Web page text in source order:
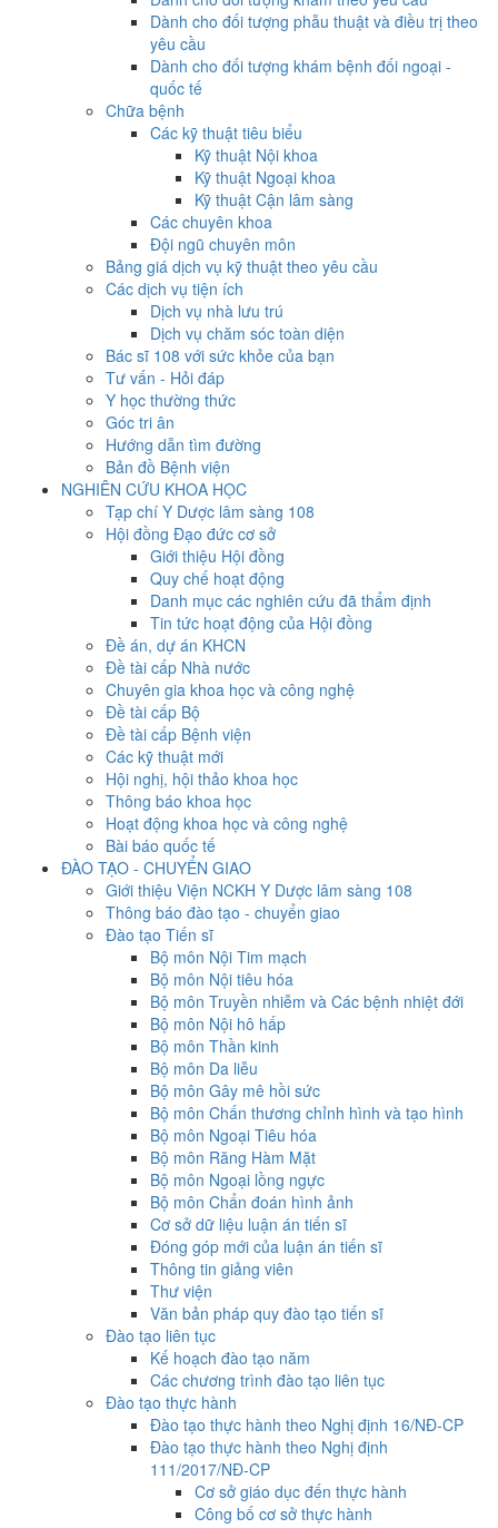
Dành cho đối tượng phẫu thuật và điều trị theo
yêu cầu
Dành cho đối tượng khám bệnh đối ngoại -
quốc tế
Chữa bệnh
Các kỹ thuật tiêu biểu
Kỹ thuật Nội khoa
Kỹ thuật Ngoại khoa
Kỹ thuật Cận lâm sàng
Các chuyên khoa
Đội ngũ chuyên môn
Bảng giá dịch vụ kỹ thuật theo yêu cầu
Các dịch vụ tiện ích
Dịch vụ nhà lưu trú
Dịch vụ chăm sóc toàn diện
Bác sĩ 108 với sức khỏe của bạn
Tư vấn - Hỏi đáp
Y học thường thức
Góc tri ân
Hướng dẫn tìm đường
Bản đồ Bệnh viện
NGHIÊN CỨU KHOA HỌC
Tạp chí Y Dược lâm sàng 108
Hội đồng Đạo đức cơ sở
Giới thiệu Hội đồng
Quy chế hoạt động
Danh mục các nghiên cứu đã thẩm định
Tin tức hoạt động của Hội đồng
Đề án, dự án KHCN
Đề tài cấp Nhà nước
Chuyên gia khoa học và công nghệ
Đề tài cấp Bộ
Đề tài cấp Bệnh viện
Các kỹ thuật mới
Hội nghị, hội thảo khoa học
Thông báo khoa học
Hoạt động khoa học và công nghệ
Bài báo quốc tế
ĐÀO TẠO - CHUYỂN GIAO
Giới thiệu Viện NCKH Y Dược lâm sàng 108
Thông báo đào tạo - chuyển giao
Đào tạo Tiến sĩ
Bộ môn Nội Tim mạch
Bộ môn Nội tiêu hóa
Bộ môn Truyền nhiễm và Các bệnh nhiệt đới
Bộ môn Nội hô hấp
Bộ môn Thần kinh
Bộ môn Da liễu
Bộ môn Gây mê hồi sức
Bộ môn Chấn thương chỉnh hình và tạo hình
Bộ môn Ngoại Tiêu hóa
Bộ môn Răng Hàm Mặt
Bộ môn Ngoại lồng ngực
Bộ môn Chẩn đoán hình ảnh
Cơ sở dữ liệu luận án tiến sĩ
Đóng góp mới của luận án tiến sĩ
Thông tin giảng viên
Thư viện
Văn bản pháp quy đào tạo tiến sĩ
Đào tạo liên tục
Kế hoạch đào tạo năm
Các chương trình đào tạo liên tục
Đào tạo thực hành
Đào tạo thực hành theo Nghị định 16/NĐ-CP
Đào tạo thực hành theo Nghị định
111/2017/NĐ-CP
Cơ sở giáo dục đến thực hành
Công bố cơ sở thực hành